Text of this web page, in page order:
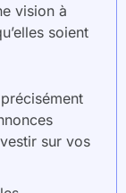
vision à
soient
sur vos